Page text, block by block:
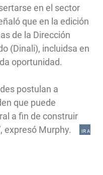
en el sector
que en la edición
de la Dirección
(Dinali), incluidsa en
oportunidad.
postulan a
que puede
a fin de construir
expresó Murphy.
IR A